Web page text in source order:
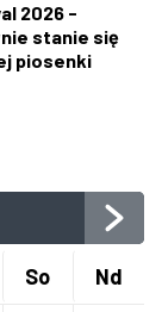
2026 -
stanie się
piosenki
So Nd